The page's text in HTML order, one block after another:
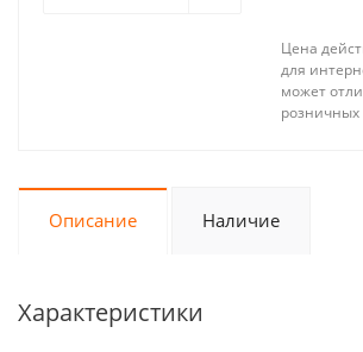
Цена
для
может
розничных
Описание Наличие
Характеристики